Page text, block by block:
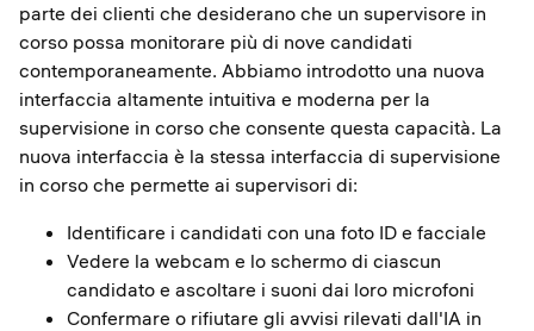
parte dei clienti che desiderano che un supervisore in
corso possa monitorare più di nove candidati
contemporaneamente. Abbiamo introdotto una nuova
interfaccia altamente intuitiva e moderna per la
supervisione in corso che consente questa capacità. La
nuova interfaccia è la stessa interfaccia di supervisione
in corso che permette ai supervisori di:
Identificare i candidati con una foto ID e facciale
Vedere la webcam e lo schermo di ciascun
candidato e ascoltare i suoni dai loro microfoni
Confermare o rifiutare gli avvisi rilevati dall'IA in